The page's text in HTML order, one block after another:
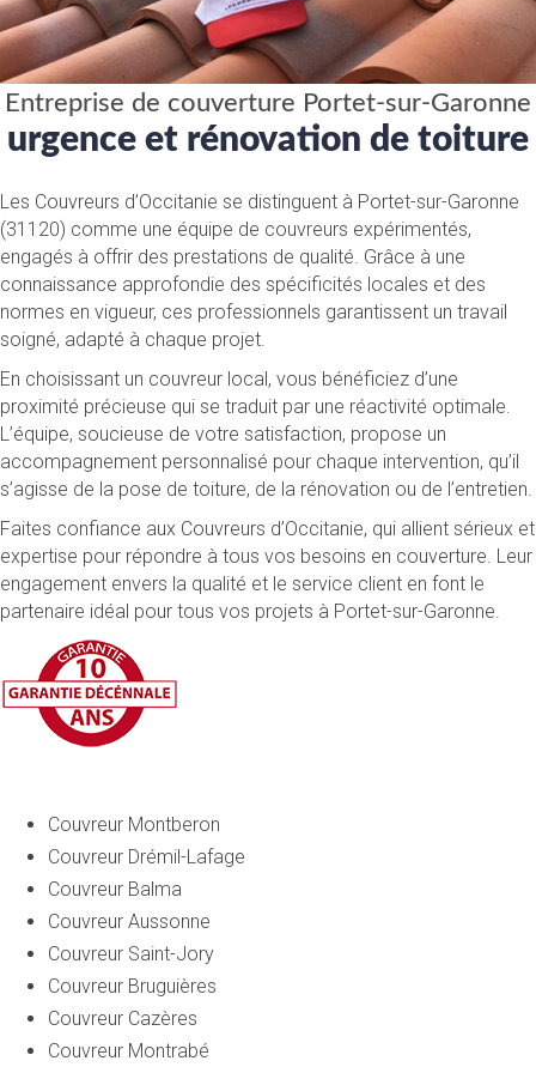
Entreprise de couverture Portet-sur-Garonne
urgence et rénovation de toiture
Les Couvreurs d’Occitanie se distinguent à Portet-sur-Garonne
(31120) comme une équipe de couvreurs expérimentés,
engagés à offrir des prestations de qualité. Grâce à une
connaissance approfondie des spécificités locales et des
normes en vigueur, ces professionnels garantissent un travail
soigné, adapté à chaque projet.
En choisissant un couvreur local, vous bénéficiez d’une
proximité précieuse qui se traduit par une réactivité optimale.
L’équipe, soucieuse de votre satisfaction, propose un
accompagnement personnalisé pour chaque intervention, qu’il
s’agisse de la pose de toiture, de la rénovation ou de l’entretien.
Faites confiance aux Couvreurs d’Occitanie, qui allient sérieux et
expertise pour répondre à tous vos besoins en couverture. Leur
engagement envers la qualité et le service client en font le
partenaire idéal pour tous vos projets à Portet-sur-Garonne.
Couvreur Montberon
Couvreur Drémil-Lafage
Couvreur Balma
Couvreur Aussonne
Couvreur Saint-Jory
Couvreur Bruguières
Couvreur Cazères
Couvreur Montrabé